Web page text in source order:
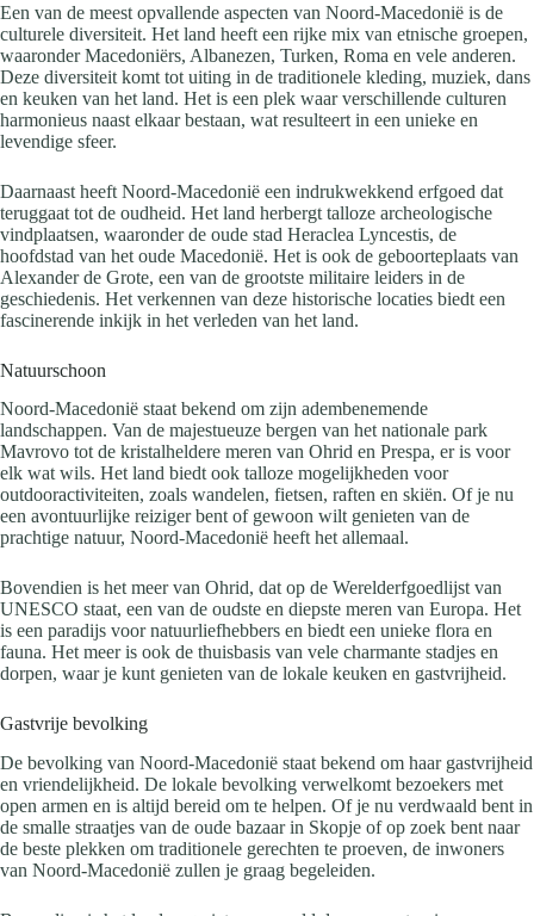
Een van de meest opvallende aspecten van Noord-Macedonië is de
culturele diversiteit. Het land heeft een rijke mix van etnische groepen,
waaronder Macedoniërs, Albanezen, Turken, Roma en vele anderen.
Deze diversiteit komt tot uiting in de traditionele kleding, muziek, dans
en keuken van het land. Het is een plek waar verschillende culturen
harmonieus naast elkaar bestaan, wat resulteert in een unieke en
levendige sfeer.
Daarnaast heeft Noord-Macedonië een indrukwekkend erfgoed dat
teruggaat tot de oudheid. Het land herbergt talloze archeologische
vindplaatsen, waaronder de oude stad Heraclea Lyncestis, de
hoofdstad van het oude Macedonië. Het is ook de geboorteplaats van
Alexander de Grote, een van de grootste militaire leiders in de
geschiedenis. Het verkennen van deze historische locaties biedt een
fascinerende inkijk in het verleden van het land.
Natuurschoon
Noord-Macedonië staat bekend om zijn adembenemende
landschappen. Van de majestueuze bergen van het nationale park
Mavrovo tot de kristalheldere meren van Ohrid en Prespa, er is voor
elk wat wils. Het land biedt ook talloze mogelijkheden voor
outdooractiviteiten, zoals wandelen, fietsen, raften en skiën. Of je nu
een avontuurlijke reiziger bent of gewoon wilt genieten van de
prachtige natuur, Noord-Macedonië heeft het allemaal.
Bovendien is het meer van Ohrid, dat op de Werelderfgoedlijst van
UNESCO staat, een van de oudste en diepste meren van Europa. Het
is een paradijs voor natuurliefhebbers en biedt een unieke flora en
fauna. Het meer is ook de thuisbasis van vele charmante stadjes en
dorpen, waar je kunt genieten van de lokale keuken en gastvrijheid.
Gastvrije bevolking
De bevolking van Noord-Macedonië staat bekend om haar gastvrijheid
en vriendelijkheid. De lokale bevolking verwelkomt bezoekers met
open armen en is altijd bereid om te helpen. Of je nu verdwaald bent in
de smalle straatjes van de oude bazaar in Skopje of op zoek bent naar
de beste plekken om traditionele gerechten te proeven, de inwoners
van Noord-Macedonië zullen je graag begeleiden.